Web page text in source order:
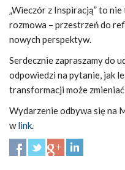
„Wieczór z Inspiracją” to
rozmowa – przestrzeń do
nowych perspektyw.
Serdecznie zapraszamy do
odpowiedzi na pytanie, jak
transformacji może
Wydarzenie odbywa się na
wlink.